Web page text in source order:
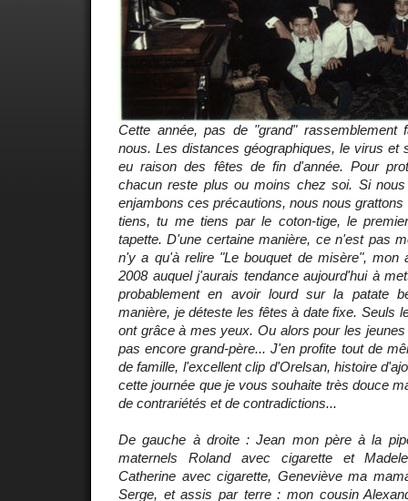
Cette année, pas de "grand" rassemblement
nous. Les distances géographiques, le virus et
eu raison des fêtes de fin d'année. Pour
chacun reste plus ou moins chez soi. Si
enjambons ces précautions, nous nous
tiens, tu me tiens par le coton-tige, le
tapette. D'une certaine manière, ce n'est pas
n'y a qu'à relire "Le bouquet de misère", mon
2008 auquel j'aurais tendance aujourd'hui à
probablement en avoir lourd sur la patate
manière, je déteste les fêtes à date fixe. Seuls
ont grâce à mes yeux. Ou alors pour les
pas encore grand-père... J'en profite tout de
de famille, l'excellent clip d'Orelsan, histoire
cette journée que je vous souhaite très douce
de contrariétés et de contradictions...
De gauche à droite : Jean mon père à la
maternels Roland avec cigarette et
Catherine avec cigarette, Geneviève ma
Serge, et assis par terre : mon cousin